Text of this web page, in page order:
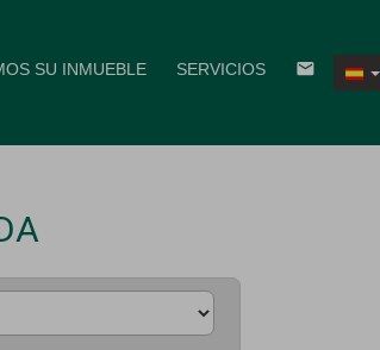
SU INMUEBLE SERVICIOS email